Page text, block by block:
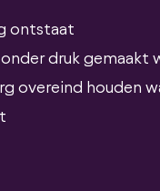
ontstaat
druk gemaakt
overeind houden